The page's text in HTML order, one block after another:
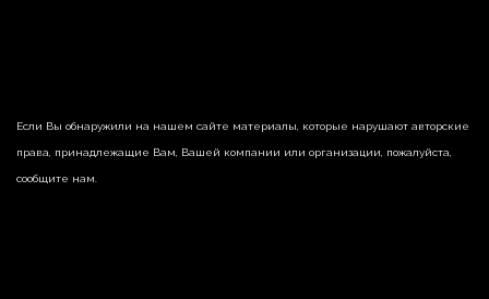
Если Вы обнаружили на нашем сайте материалы, которые нарушают авторские
права, принадлежащие Вам, Вашей компании или организации, пожалуйста,
сообщите нам.